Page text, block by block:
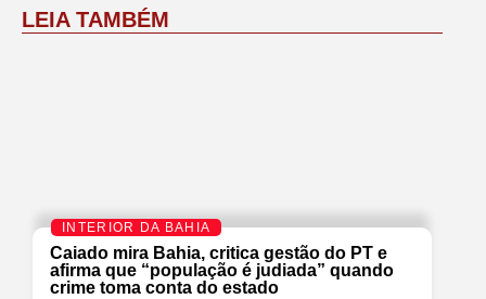
LEIA TAMBÉM
INTERIOR DA BAHIA
Caiado mira Bahia, critica gestão do PT e
afirma que “população é judiada” quando
crime toma conta do estado